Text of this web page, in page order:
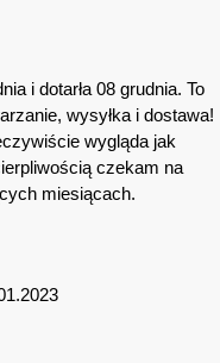
i dotarła 08 grudnia. To
wysyłka i dostawa!
wygląda jak
czekam na
miesiącach.